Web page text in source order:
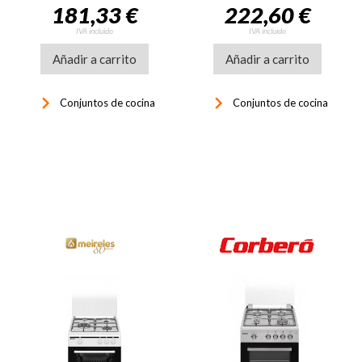
181,33 €
IVA incluido
Añadir a carrito
keyboard_arrow_right Conjuntos de cocina
222,60 €
IVA incluido
Añadir a carrito
keyboard_arrow_right Conjuntos de cocina